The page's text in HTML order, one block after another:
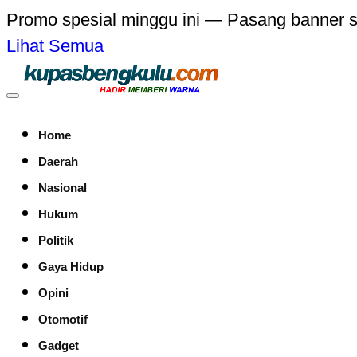
Promo spesial minggu ini — Pasang banner
Lihat Semua
Home
Daerah
Nasional
Hukum
Politik
Gaya Hidup
Opini
Otomotif
Gadget